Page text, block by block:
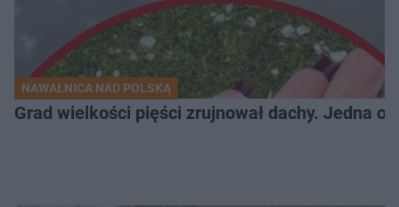
NAWAŁNICA NAD POLSKĄ
Grad wielkości pięści zrujnował dachy. Jedna